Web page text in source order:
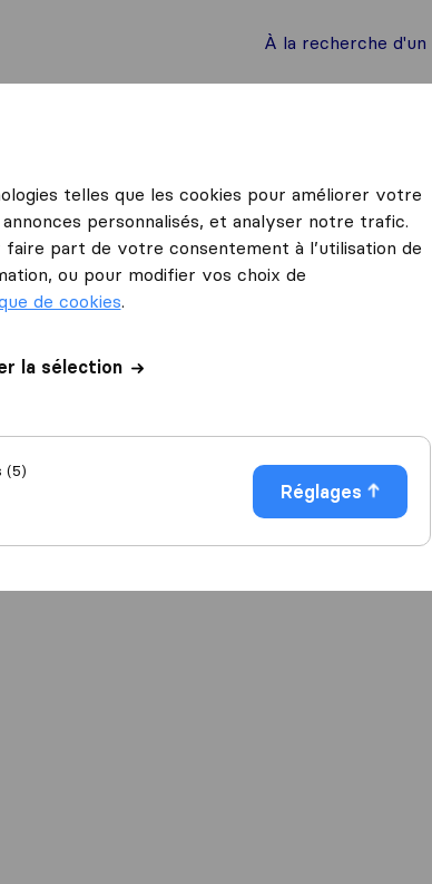
À la recherche d'un
telles que les cookies pour améliorer votre
personnalisés, et analyser notre trafic.
part de votre consentement à l’utilisation de
ou pour modifier vos choix de
de cookies.
la sélection
(5)
Réglages